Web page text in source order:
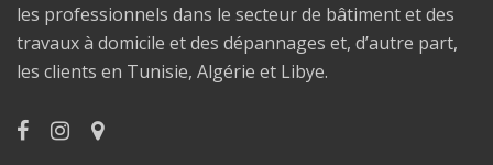
les professionnels dans le secteur de bâtiment et des
travaux à domicile et des dépannages et, d’autre part,
les clients en Tunisie, Algérie et Libye.